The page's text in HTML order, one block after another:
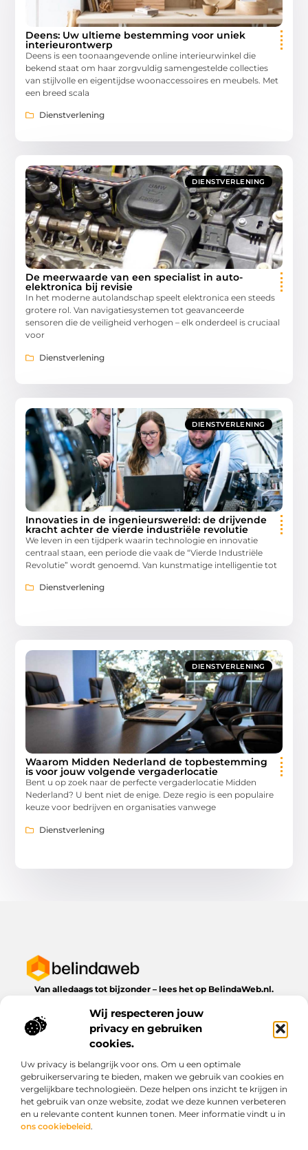
Wij respecteren jouw
privacy en gebruiken
cookies.
Uw privacy is belangrijk voor ons. Om u een optimale
gebruikerservaring te bieden, maken we gebruik van cookies en
vergelijkbare technologieën. Deze helpen ons inzicht te krijgen in
het gebruik van onze website, zodat we deze kunnen verbeteren
en u relevante content kunnen tonen. Meer informatie vindt u in
ons cookiebeleid.
Deens: Uw ultieme bestemming voor uniek
interieurontwerp
Deens is een toonaangevende online interieurwinkel die
bekend staat om haar zorgvuldig samengestelde collecties
van stijlvolle en eigentijdse woonaccessoires en meubels. Met
een breed scala
Dienstverlening
DIENSTVERLENING
De meerwaarde van een specialist in auto-
elektronica bij revisie
In het moderne autolandschap speelt elektronica een steeds
grotere rol. Van navigatiesystemen tot geavanceerde
sensoren die de veiligheid verhogen – elk onderdeel is cruciaal
voor
Dienstverlening
DIENSTVERLENING
Innovaties in de ingenieurswereld: de drijvende
kracht achter de vierde industriële revolutie
We leven in een tijdperk waarin technologie en innovatie
centraal staan, een periode die vaak de “Vierde Industriële
Revolutie” wordt genoemd. Van kunstmatige intelligentie tot
Dienstverlening
DIENSTVERLENING
Waarom Midden Nederland de topbestemming
is voor jouw volgende vergaderlocatie
Bent u op zoek naar de perfecte vergaderlocatie Midden
Nederland? U bent niet de enige. Deze regio is een populaire
keuze voor bedrijven en organisaties vanwege
Dienstverlening
Van alledaags tot bijzonder – lees het op BelindaWeb.nl.
dagelijks leven te bieden heeft.
Bericht categorie
Onze informatie